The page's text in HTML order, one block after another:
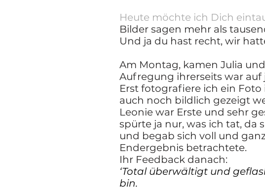
Heute möchte ich Dich
Bilder sagen mehr als
Und ja du hast recht, wir
Am Montag, kamen Julia
Aufregung ihrerseits war auf
Erst fotografiere ich ein
auch noch bildlich gezeigt
Leonie war Erste und sehr
spürte ja nur, was ich tat, da
und begab sich voll und
Endergebnis betrachtete.
Ihr Feedback danach:
‘Total überwältigt und
bin.